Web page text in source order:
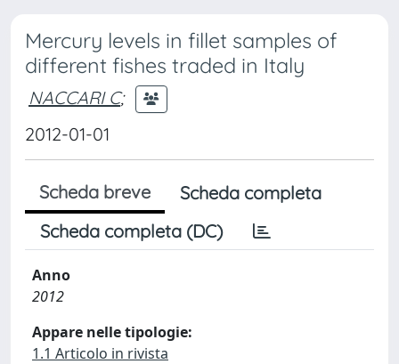
Mercury levels in fillet samples of
different fishes traded in Italy
NACCARI C;
2012-01-01
Scheda breve
Scheda completa
Scheda completa (DC)
Anno
2012
Appare nelle tipologie:
1.1 Articolo in rivista